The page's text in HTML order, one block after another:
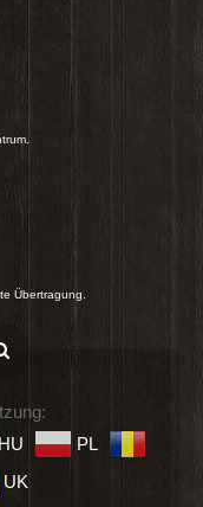
Übertragung.
HU
PL
UK